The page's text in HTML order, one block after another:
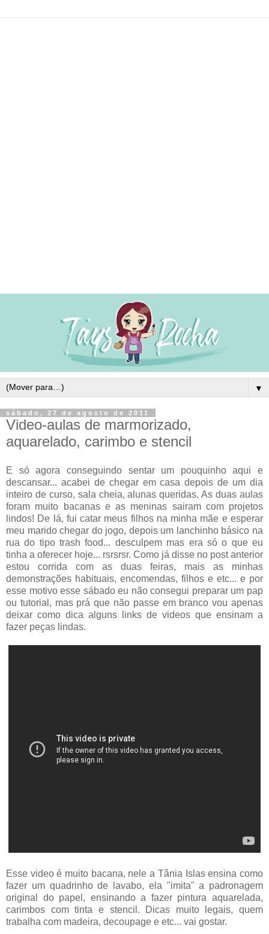
▼
sábado, 27 de agosto de 2011
Video-aulas de marmorizado,
aquarelado, carimbo e stencil
E só agora conseguindo sentar um pouquinho aqui e
descansar... acabei de chegar em casa depois de um dia
inteiro de curso, sala cheia, alunas queridas. As duas aulas
foram muito bacanas e as meninas sairam com projetos
lindos! De lá, fui catar meus filhos na minha mãe e esperar
meu marido chegar do jogo, depois um lanchinho básico na
rua do tipo trash food... desculpem mas era só o que eu
tinha a oferecer hoje... rsrsrsr. Como já disse no post anterior
estou corrida com as duas feiras, mais as minhas
demonstrações habituais, encomendas, filhos e etc... e por
esse motivo esse sábado eu não consegui preparar um pap
ou tutorial, mas prá que não passe em branco vou apenas
deixar como dica alguns links de videos que ensinam a
fazer peças lindas.
Esse video é muito bacana, nele a Tânia Islas ensina como
fazer um quadrinho de lavabo, ela "imita" a padronagem
original do papel, ensinando a fazer pintura aquarelada,
carimbos com tinta e stencil. Dicas muito legais, quem
trabalha com madeira, decoupage e etc... vai gostar.